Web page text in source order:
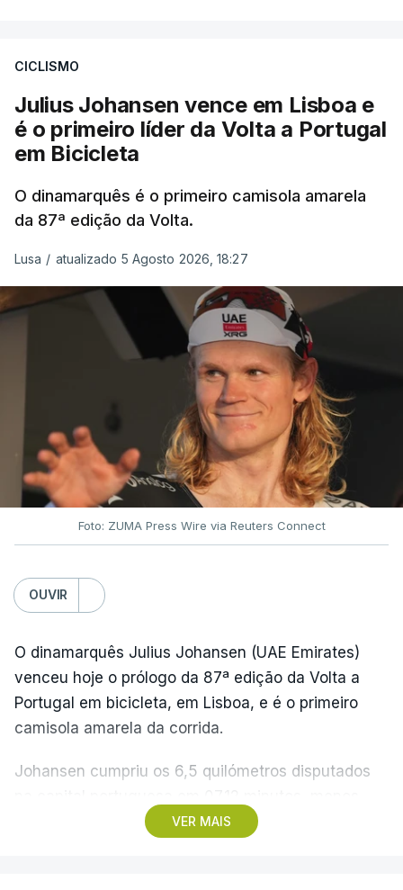
CICLISMO
Julius Johansen vence em Lisboa e
é o primeiro líder da Volta a Portugal
em Bicicleta
O dinamarquês é o primeiro camisola amarela
da 87ª edição da Volta.
Lusa / atualizado 5 Agosto 2026, 18:27
Foto: ZUMA Press Wire via Reuters Connect
OUVIR
VER MAIS
O dinamarquês Julius Johansen (UAE Emirates)
venceu hoje o prólogo da 87ª edição da Volta a
Portugal em bicicleta, em Lisboa, e é o primeiro
camisola amarela da corrida.
Johansen cumpriu os 6,5 quilómetros disputados
quatro segundos do que o companheiro de equipa